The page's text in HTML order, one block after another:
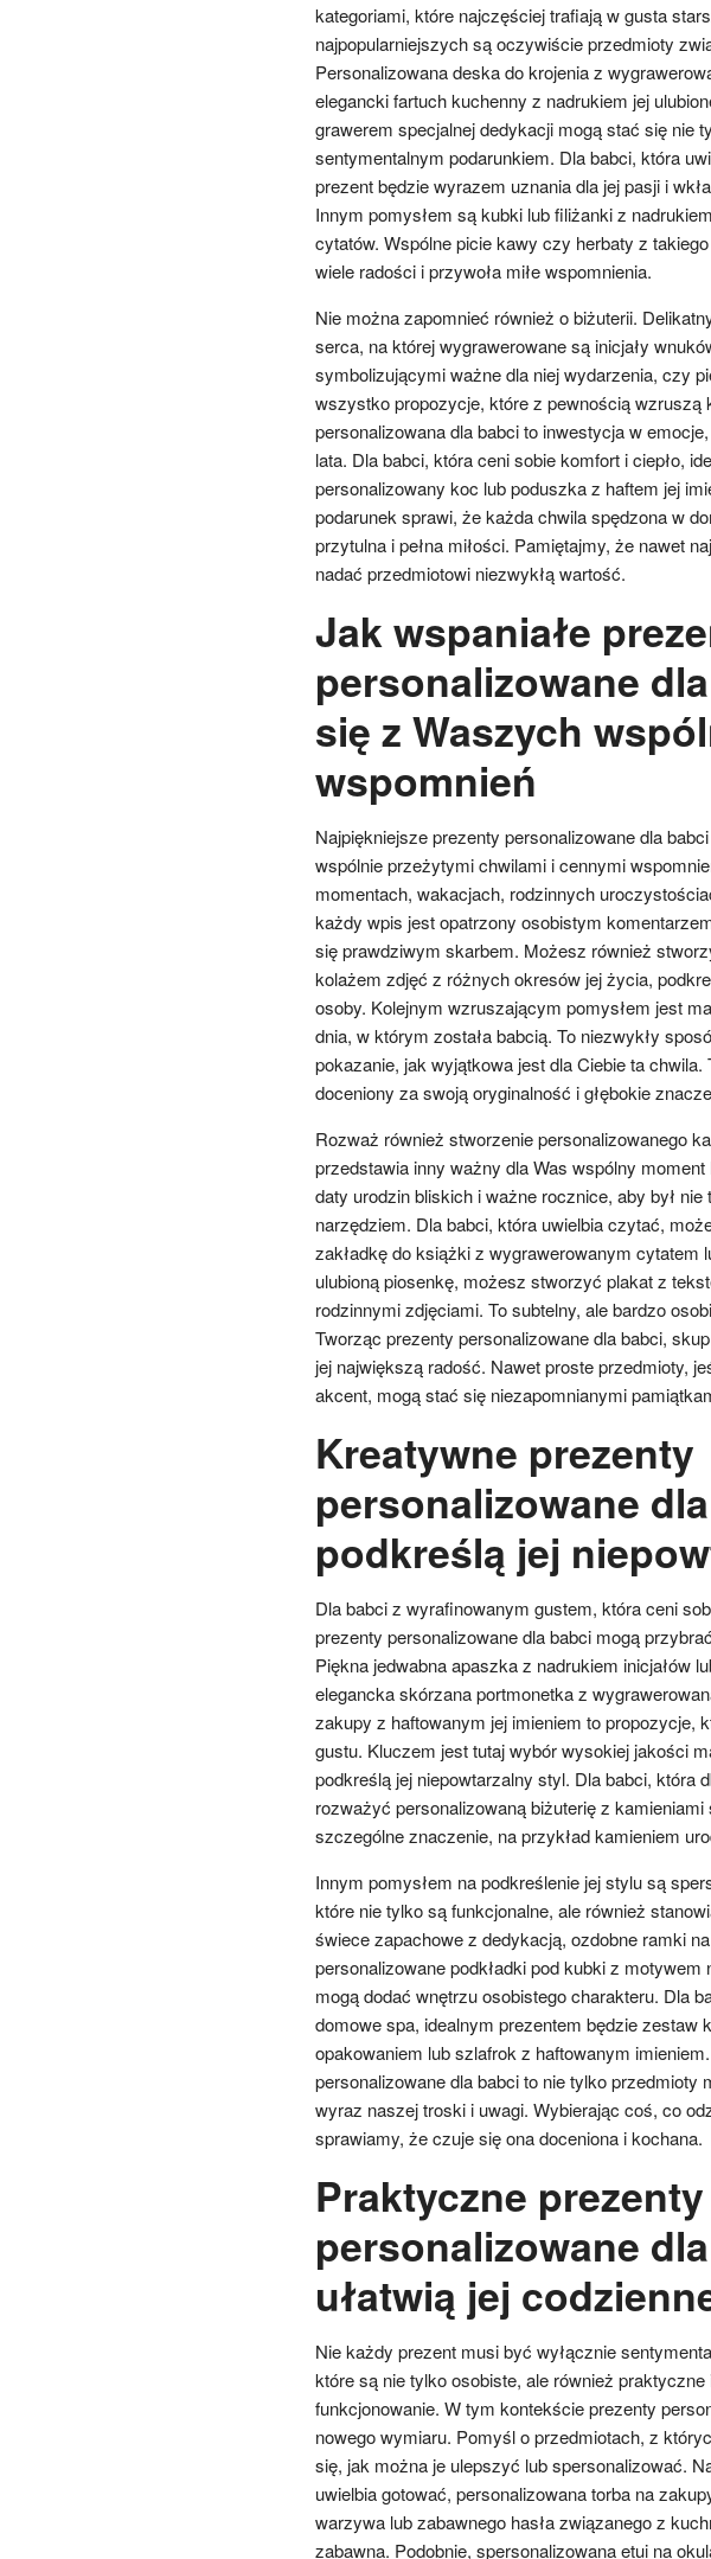
kategoriami, które najczęściej trafiają w gusta
najpopularniejszych są oczywiście przedmioty
Personalizowana deska do krojenia z
elegancki fartuch kuchenny z nadrukiem jej
grawerem specjalnej dedykacji mogą stać się nie
sentymentalnym podarunkiem. Dla babci, która
prezent będzie wyrazem uznania dla jej pasji i
Innym pomysłem są kubki lub filiżanki z
cytatów. Wspólne picie kawy czy herbaty z
wiele radości i przywoła miłe wspomnienia.
Nie można zapomnieć również o biżuterii.
serca, na której wygrawerowane są inicjały
symbolizującymi ważne dla niej wydarzenia, czy
wszystko propozycje, które z pewnością wzruszą
personalizowana dla babci to inwestycja w
lata. Dla babci, która ceni sobie komfort i ciepło,
personalizowany koc lub poduszka z haftem jej
podarunek sprawi, że każda chwila spędzona w
przytulna i pełna miłości. Pamiętajmy, że nawet
nadać przedmiotowi niezwykłą wartość.
Jak wspaniałe
personalizowane
się z Waszych
wspomnień
Najpiękniejsze prezenty personalizowane dla
wspólnie przeżytymi chwilami i cennymi
momentach, wakacjach, rodzinnych
każdy wpis jest opatrzony osobistym
się prawdziwym skarbem. Możesz również
kolażem zdjęć z różnych okresów jej życia,
osoby. Kolejnym wzruszającym pomysłem jest
dnia, w którym została babcią. To niezwykły
pokazanie, jak wyjątkowa jest dla Ciebie ta
doceniony za swoją oryginalność i głębokie
Rozważ również stworzenie personalizowanego
przedstawia inny ważny dla Was wspólny
daty urodzin bliskich i ważne rocznice, aby był
narzędziem. Dla babci, która uwielbia czytać,
zakładkę do książki z wygrawerowanym cytatem
ulubioną piosenkę, możesz stworzyć plakat z
rodzinnymi zdjęciami. To subtelny, ale bardzo
Tworząc prezenty personalizowane dla babci,
jej największą radość. Nawet proste przedmioty,
akcent, mogą stać się niezapomnianymi
Kreatywne prezenty
personalizowane
podkreślą jej
Dla babci z wyrafinowanym gustem, która ceni
prezenty personalizowane dla babci mogą
Piękna jedwabna apaszka z nadrukiem inicjałów
elegancka skórzana portmonetka z
zakupy z haftowanym jej imieniem to propozycje,
gustu. Kluczem jest tutaj wybór wysokiej jakości
podkreślą jej niepowtarzalny styl. Dla babci, która
rozważyć personalizowaną biżuterię z
szczególne znaczenie, na przykład kamieniem
Innym pomysłem na podkreślenie jej stylu są
które nie tylko są funkcjonalne, ale również
świece zapachowe z dedykacją, ozdobne ramki
personalizowane podkładki pod kubki z
mogą dodać wnętrzu osobistego charakteru. Dla
domowe spa, idealnym prezentem będzie zestaw
opakowaniem lub szlafrok z haftowanym
personalizowane dla babci to nie tylko przedmioty
wyraz naszej troski i uwagi. Wybierając coś, co
sprawiamy, że czuje się ona doceniona i kochana.
Praktyczne prezenty
personalizowane
ułatwią jej
Nie każdy prezent musi być wyłącznie
które są nie tylko osobiste, ale również praktyczne
funkcjonowanie. W tym kontekście prezenty
nowego wymiaru. Pomyśl o przedmiotach, z
się, jak można je ulepszyć lub spersonalizować.
uwielbia gotować, personalizowana torba na
warzywa lub zabawnego hasła związanego z
zabawna. Podobnie, spersonalizowana etui na